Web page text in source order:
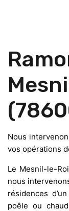
Nous
vos opérations
Le Mesnil-le-
nous
résidences
poêle ou